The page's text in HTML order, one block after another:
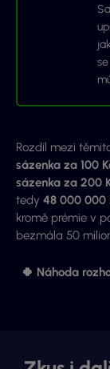
Rozdíl mezi
sázenka za 100
sázenka za 200
tedy 48 000 000
kromě prémie v
bezmála 50
🍀 Náhoda